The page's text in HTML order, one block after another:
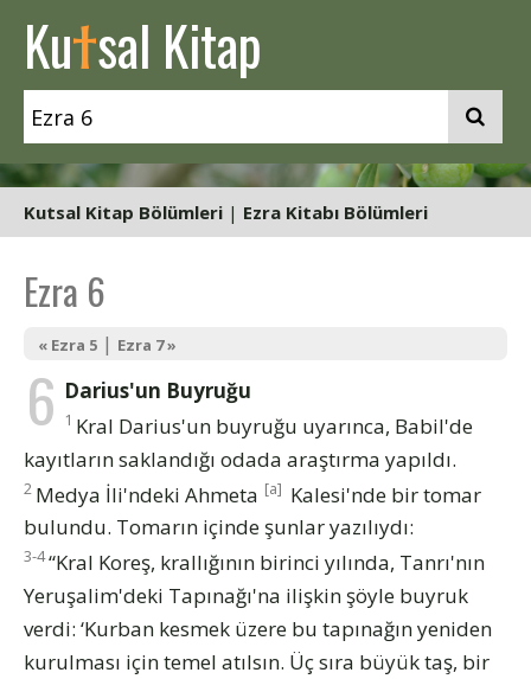
Kutsal Kitap
Kutsal Kitap Bölümleri | Ezra Kitabı Bölümleri
Ezra 6
« Ezra 5 | Ezra 7 »
6 Darius'un Buyruğu
1 Kral Darius'un buyruğu uyarınca, Babil'de
kayıtların saklandığı odada araştırma yapıldı.
2 Medya İli'ndeki Ahmeta [a] Kalesi'nde bir tomar
bulundu. Tomarın içinde şunlar yazılıydı:
3-4“Kral Koreş, krallığının birinci yılında, Tanrı'nın
Yeruşalim'deki Tapınağı'na ilişkin şöyle buyruk
verdi: ‘Kurban kesmek üzere bu tapınağın yeniden
kurulması için temel atılsın. Üç sıra büyük taş, bir